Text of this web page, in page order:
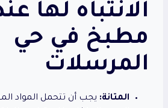
الانتباه لها
مطبخ في حي
المرسلات
المتانة: يجب أن تتحمل المواد